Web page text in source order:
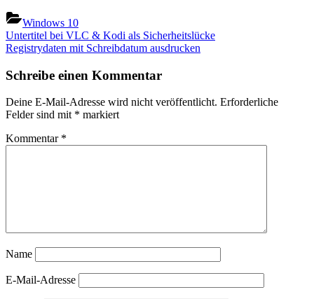
Windows 10
Beitragsnavigation
Previous
Post:
Untertitel bei VLC & Kodi als Sicherheitslücke
Next
Registrydaten mit Schreibdatum ausdrucken
Schreibe einen Kommentar
Deine E-Mail-Adresse wird nicht veröffentlicht. Erforderliche
Felder sind mit * markiert
Kommentar *
Name
E-Mail-Adresse